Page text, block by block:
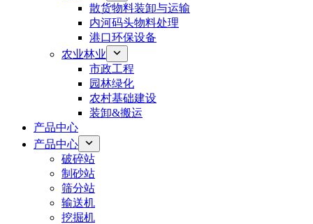
散货物料装卸与运输
内河码头物料处理
港口环保设备
农业林业
市政工程
园林绿化
农村基础建设
装卸&搬运
产品中心
产品中心
破碎站
制砂站
筛分站
输送机
挖掘机